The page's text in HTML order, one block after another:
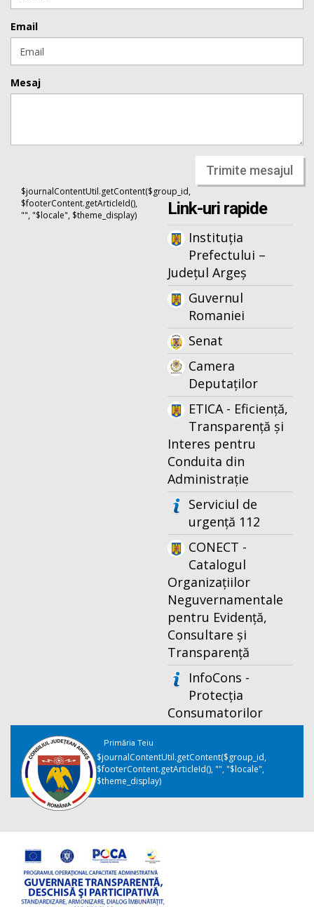
Email
Mesaj
Trimite mesajul
$journalContentUtil.getContent($group_id,
$footerContent.getArticleId(),
"", "$locale", $theme_display)
Link-uri rapide
Instituția
Prefectului –
Județul Argeș
Guvernul
Romaniei
Senat
Camera
Deputaților
ETICA - Eficiență,
Transparență și
Interes pentru
Conduita din
Administrație
Serviciul de
urgență 112
CONECT -
Catalogul
Organizațiilor
Neguvernamentale
pentru Evidență,
Consultare și
Transparență
InfoCons -
Protecția
Consumatorilor
Primăria Teiu
$journalContentUtil.getContent($group_id,
$footerContent.getArticleId(), "", "$locale",
$theme_display)